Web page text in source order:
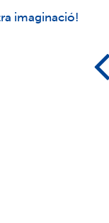
imaginació!